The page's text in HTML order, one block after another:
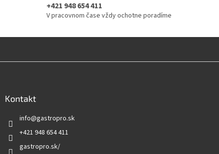
ý
p
s
+421 948 654 411
V pracovnom čase vždy ochotne poradíme
Kontakt
info@gastropro.sk
+421 948 654 411
gastropro.sk/